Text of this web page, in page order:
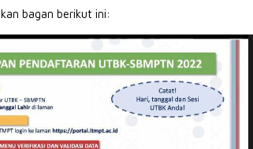
bagan berikut ini: